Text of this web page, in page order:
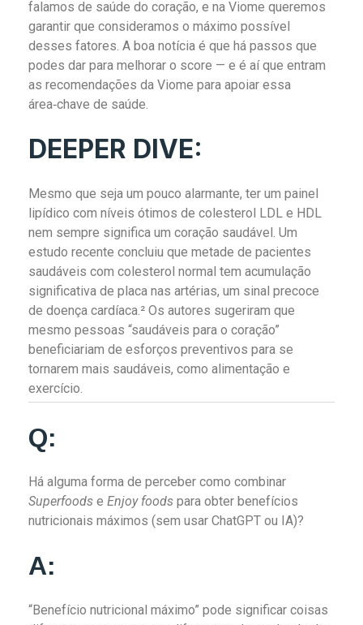
falamos de saúde do coração, e na Viome queremos
garantir que consideramos o máximo possível
desses fatores. A boa notícia é que há passos que
podes dar para melhorar o score — e é aí que entram
as recomendações da Viome para apoiar essa
área‑chave de saúde.
DEEPER DIVE:
Mesmo que seja um pouco alarmante, ter um painel
lipídico com níveis ótimos de colesterol LDL e HDL
nem sempre significa um coração saudável. Um
estudo recente concluiu que metade de pacientes
saudáveis com colesterol normal tem acumulação
significativa de placa nas artérias, um sinal precoce
de doença cardíaca.² Os autores sugeriram que
mesmo pessoas “saudáveis para o coração”
beneficiariam de esforços preventivos para se
tornarem mais saudáveis, como alimentação e
exercício.
Q:
Há alguma forma de perceber como combinar
Superfoods e Enjoy foods para obter benefícios
nutricionais máximos (sem usar ChatGPT ou IA)?
A:
“Benefício nutricional máximo” pode significar coisas